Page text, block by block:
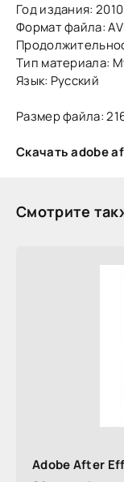
Год издания: 2010
Формат файла:
Тип материала:
Язык: Русский
Размер файла:
Скачать adobe
Смотрите
Adobe After